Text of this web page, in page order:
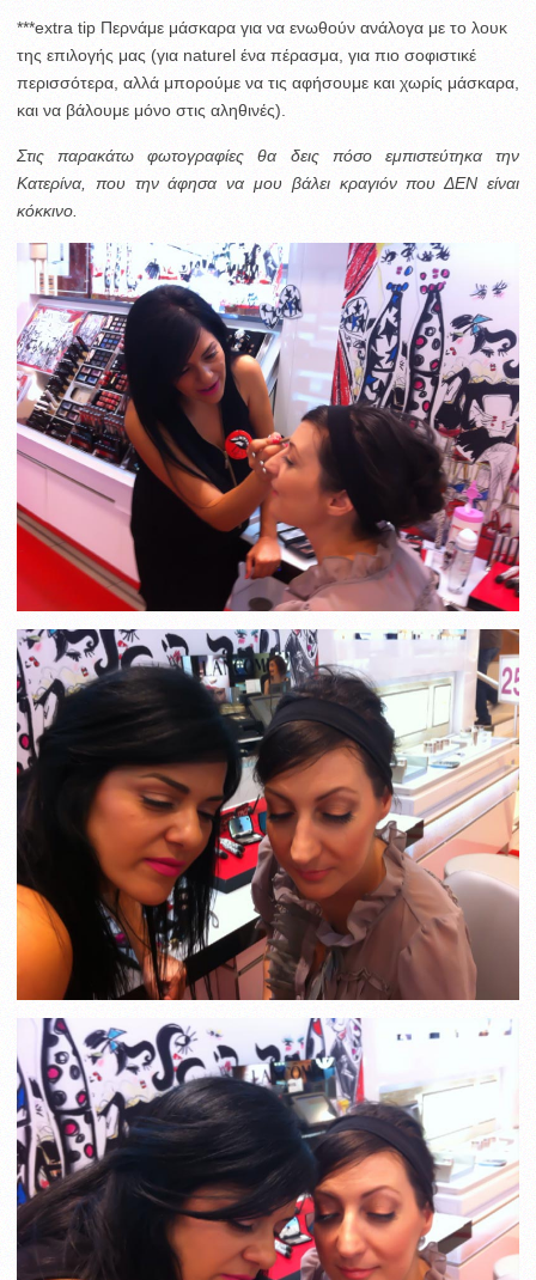
***extra tip Περνάμε μάσκαρα για να ενωθούν ανάλογα με το λουκ
της επιλογής μας (για naturel ένα πέρασμα, για πιο σοφιστικέ
περισσότερα, αλλά μπορούμε να τις αφήσουμε και χωρίς μάσκαρα,
και να βάλουμε μόνο στις αληθινές).
Στις παρακάτω φωτογραφίες θα δεις πόσο εμπιστεύτηκα την
Κατερίνα, που την άφησα να μου βάλει κραγιόν που ΔΕΝ είναι
κόκκινο.